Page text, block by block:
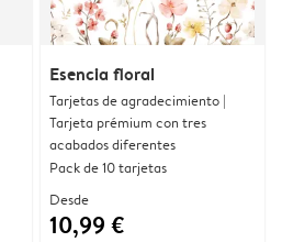
Esencia floral
Tarjetas de agradecimiento |
Tarjeta prémium con tres
acabados diferentes
Pack de 10 tarjetas
Desde
10,99 €